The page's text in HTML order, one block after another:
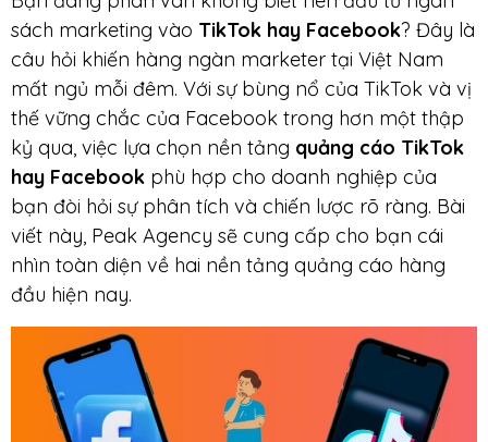
sách marketing vào TikTok hay Facebook? Đây là
câu hỏi khiến hàng ngàn marketer tại Việt Nam
mất ngủ mỗi đêm. Với sự bùng nổ của TikTok và vị
thế vững chắc của Facebook trong hơn một thập
kỷ qua, việc lựa chọn nền tảng quảng cáo TikTok
hay Facebook phù hợp cho doanh nghiệp của
bạn đòi hỏi sự phân tích và chiến lược rõ ràng. Bài
viết này, Peak Agency sẽ cung cấp cho bạn cái
nhìn toàn diện về hai nền tảng quảng cáo hàng
đầu hiện nay.